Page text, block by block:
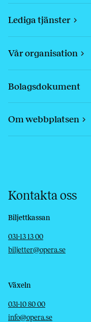
Lediga tjänster
Vår organisation
Bolagsdokument
Om webbplatsen
Kontakta oss
Biljettkassan
Telefon
031-13 13 00
E-post
biljetter@opera.se
Växeln
Telefon
031-10 80 00
E-post
info@opera.se